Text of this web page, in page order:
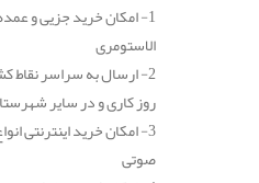
1- امکان خرید جزیی و
الاستومری
2- ارسال به سراسر نقاط
روز کاری و در سایر شهرستان ها طی
3- امکان خرید اینترنتی
صوتی